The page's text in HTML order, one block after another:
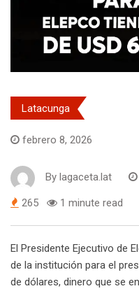
Latacunga
febrero 8, 2026
By lagaceta.lat
265 1 minute read
El Presidente Ejecutivo de
de la institución para el
de dólares, dinero que se